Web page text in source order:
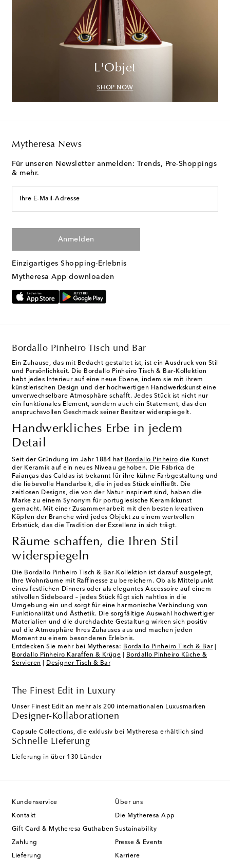
L'Objet
SHOP NOW
Mytheresa News
Für unseren Newsletter anmelden: Trends, Pre-Shoppings
& mehr.
Ihre E-Mail-Adresse
Anmelden
Einzigartiges Shopping-Erlebnis
Mytheresa App downloaden
Bordallo Pinheiro Tisch und Bar
Ein Zuhause, das mit Bedacht gestaltet ist, ist ein Ausdruck von Stil
und Persönlichkeit. Die Bordallo Pinheiro Tisch & Bar-Kollektion
hebt jedes Interieur auf eine neue Ebene, indem sie mit ihrem
künstlerischen Design und der hochwertigen Handwerkskunst eine
unverwechselbare Atmosphäre schafft. Jedes Stück ist nicht nur
ein funktionales Element, sondern auch ein Statement, das den
anspruchsvollen Geschmack seiner Besitzer widerspiegelt.
Handwerkliches Erbe in jedem
Detail
Seit der Gründung im Jahr 1884 hat Bordallo Pinheiro die Kunst
der Keramik auf ein neues Niveau gehoben. Die Fábrica de
Faianças das Caldas ist bekannt für ihre kühne Farbgestaltung und
die liebevolle Handarbeit, die in jedes Stück einfließt. Die
zeitlosen Designs, die von der Natur inspiriert sind, haben die
Marke zu einem Synonym für portugiesische Keramikkunst
gemacht. Mit einer Zusammenarbeit mit den besten kreativen
Köpfen der Branche wird jedes Objekt zu einem wertvollen
Erbstück, das die Tradition der Exzellenz in sich trägt.
Räume schaffen, die Ihren Stil
widerspiegeln
Die Bordallo Pinheiro Tisch & Bar-Kollektion ist darauf ausgelegt,
Ihre Wohnräume mit Raffinesse zu bereichern. Ob als Mittelpunkt
eines festlichen Dinners oder als elegantes Accessoire auf einem
stilvollen Sideboard – jedes Stück fügt sich nahtlos in die
Umgebung ein und sorgt für eine harmonische Verbindung von
Funktionalität und Ästhetik. Die sorgfältige Auswahl hochwertiger
Materialien und die durchdachte Gestaltung wirken sich positiv
auf die Atmosphäre Ihres Zuhauses aus und machen jeden
Moment zu einem besonderen Erlebnis.
Entdecken Sie mehr bei Mytheresa: Bordallo Pinheiro Tisch & Bar|
Bordallo Pinheiro Karaffen & Krüge
Bordallo Pinheiro Küche &
Servieren
Designer Tisch & Bar
The Finest Edit in Luxury
Unser Finest Edit an mehr als 200 internationalen Luxusmarken
Designer-Kollaborationen
Capsule Collections, die exklusiv bei Mytheresa erhältlich sind
Schnelle Lieferung
Lieferung in über 130 Länder
Kundenservice
Kontakt
Gift Card & Mytheresa Guthaben
Zahlung
Lieferung
Über uns
Die Mytheresa App
Sustainability
Presse & Events
Karriere